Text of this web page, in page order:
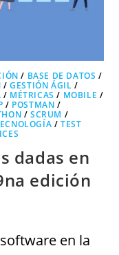
/ BASE DE DATOS /
/GESTIÓN ÁGIL /
/ MÉTRICAS / MOBILE /
/ POSTMAN /
/SCRUM /
/TEST
dadas en
edición
en la